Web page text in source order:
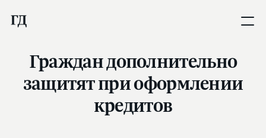
Граждан дополнительно
защитят при оформлении
кредитов